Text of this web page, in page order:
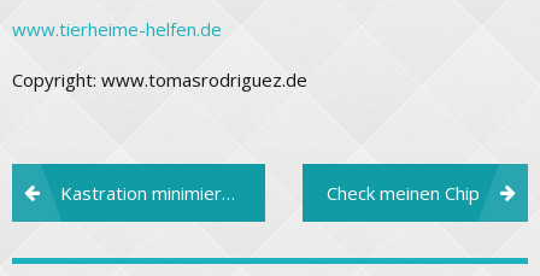
www.tierheime-helfen.de
Copyright: www.tomasrodriguez.de
Beitragsnavigation
Kastration minimiert das Katzenleiden Check meinen Chip